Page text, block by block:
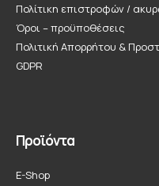
Πολίτικη επιστροφών /
Όροι – προϋποθέσεις
Πολιτική Απορρήτου &
GDPR
Προϊόντα
E-Shop